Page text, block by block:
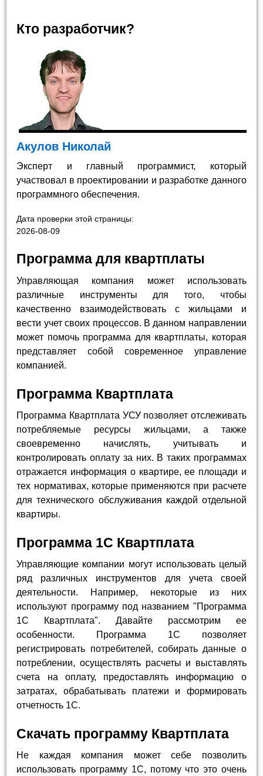
Кто разработчик?
Акулов Николай
Эксперт и главный программист, который
участвовал в проектировании и разработке данного
программного обеспечения.
Дата проверки этой страницы:
2026-08-09
Программа для квартплаты
Управляющая компания может использовать
различные инструменты для того, чтобы
качественно взаимодействовать с жильцами и
вести учет своих процессов. В данном направлении
может помочь программа для квартплаты, которая
представляет собой современное управление
компанией.
Программа Квартплата
Программа Квартплата УСУ позволяет отслеживать
потребляемые ресурсы жильцами, а также
своевременно начислять, учитывать и
контролировать оплату за них. В таких программах
отражается информация о квартире, ее площади и
тех нормативах, которые применяются при расчете
для технического обслуживания каждой отдельной
квартиры.
Программа 1С Квартплата
Управляющие компании могут использовать целый
ряд различных инструментов для учета своей
деятельности. Например, некоторые из них
используют программу под названием "Программа
1С Квартплата". Давайте рассмотрим ее
особенности. Программа 1С позволяет
регистрировать потребителей, собирать данные о
потреблении, осуществлять расчеты и выставлять
счета на оплату, предоставлять информацию о
затратах, обрабатывать платежи и формировать
отчетность 1С.
Скачать программу Квартплата
Не каждая компания может себе позволить
использовать программу 1С, потому что это очень